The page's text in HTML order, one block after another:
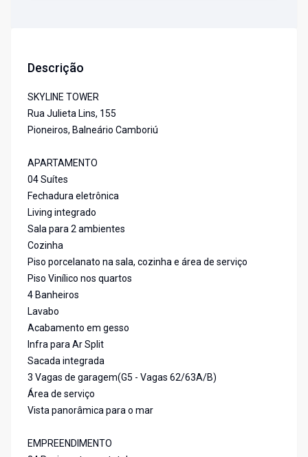
Descrição
SKYLINE TOWER
Rua Julieta Lins, 155
Pioneiros, Balneário Camboriú
APARTAMENTO
04 Suítes
Fechadura eletrônica
Living integrado
Sala para 2 ambientes
Cozinha
Piso porcelanato na sala, cozinha e área de serviço
Piso Vinílico nos quartos
4 Banheiros
Lavabo
Acabamento em gesso
Infra para Ar Split
Sacada integrada
3 Vagas de garagem(G5 - Vagas 62/63A/B)
Área de serviço
Vista panorâmica para o mar
EMPREENDIMENTO